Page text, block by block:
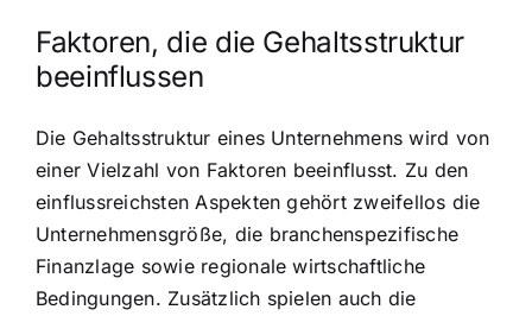
Faktoren, die die Gehaltsstruktur
beeinflussen
Die Gehaltsstruktur eines Unternehmens wird von
einer Vielzahl von Faktoren beeinflusst. Zu den
einflussreichsten Aspekten gehört zweifellos die
Unternehmensgröße, die branchenspezifische
Finanzlage sowie regionale wirtschaftliche
Bedingungen. Zusätzlich spielen auch die